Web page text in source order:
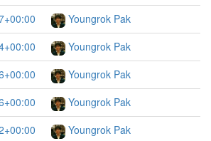
Youngrok Pak
Youngrok Pak
Youngrok Pak
Youngrok Pak
Youngrok Pak